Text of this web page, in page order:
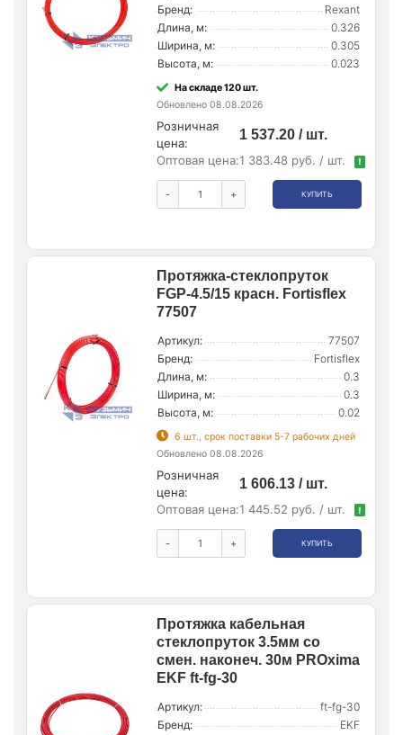
Бренд:
Rexant
Длина, м:
0.326
Ширина, м:
0.305
Высота, м:
0.023
На складе 120 шт.
Обновлено 08.08.2026
Розничная
цена:
1 537.20 / шт.
Оптовая цена:1 383.48 руб. / шт. !
- + КУПИТЬ
Протяжка-стеклопруток
FGP-4.5/15 красн. Fortisflex
77507
Артикул:
77507
Бренд:
Fortisflex
Длина, м:
0.3
Ширина, м:
0.3
Высота, м:
0.02
6 шт., срок поставки 5-7 рабочих дней
Обновлено 08.08.2026
Розничная
цена:
1 606.13 / шт.
Оптовая цена:1 445.52 руб. / шт. !
- + КУПИТЬ
Протяжка кабельная
стеклопруток 3.5мм со
смен. наконеч. 30м PROxima
EKF ft-fg-30
Артикул:
ft-fg-30
Бренд:
EKF